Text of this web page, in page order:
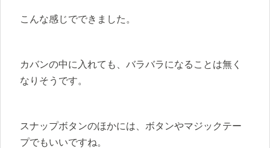
こんな感じでできました。
カバンの中に入れても、バラバラになることは無く
なりそうです。
スナップボタンのほかには、ボタンやマジックテー
プでもいいですね。